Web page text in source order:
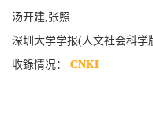
汤开建,张照
深圳大学学报(人文社会科学
收錄情况： CNKI